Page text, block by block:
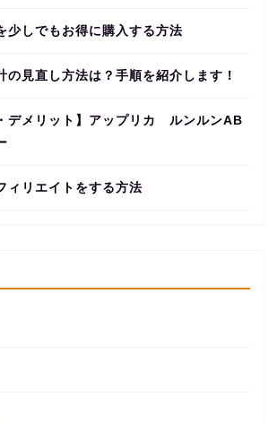
しでもお得に購入する方法
の見直し方法は？手順を紹介します！
デメリット】アップリカ ルンルンAB
ィリエイトをする方法